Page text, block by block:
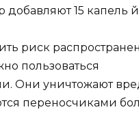
добавляют 15 капель
риск
пользоваться
Они уничтожают
переносчиками